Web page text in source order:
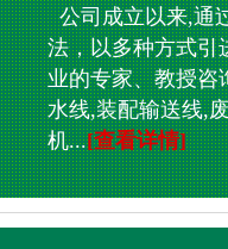
公司成立以来,通
法，以多种方式引
业的专家、教授咨
水线,装配输送线,
机...[查看详情]